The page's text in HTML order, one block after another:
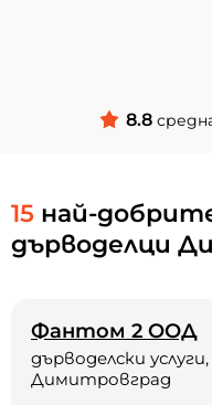
8.8
15 най-
дърводелци
Фантом 2 ООД
дърводелски услуги,
Димитровград